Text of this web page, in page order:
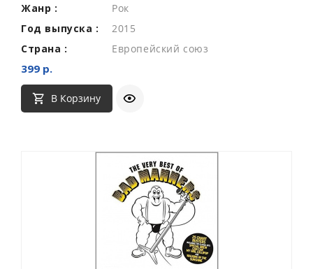
Жанр :
Рок
Год выпуска :
2015
Страна :
Европейский союз
399 р.
В Корзину